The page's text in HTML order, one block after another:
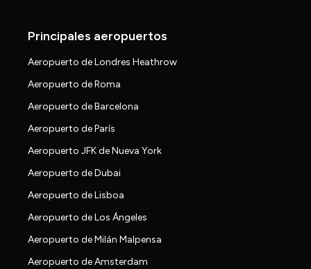
Principales aeropuertos
Aeropuerto de Londres Heathrow
Aeropuerto de Roma
Aeropuerto de Barcelona
Aeropuerto de París
Aeropuerto JFK de Nueva York
Aeropuerto de Dubai
Aeropuerto de Lisboa
Aeropuerto de Los Ángeles
Aeropuerto de Milán Malpensa
Aeropuerto de Amsterdam